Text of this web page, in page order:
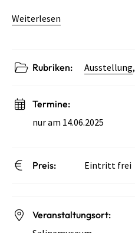
Weiterlesen
Rubriken: Ausstellung,
Termine:
nur am 14.06.2025
Preis: Eintritt frei
Veranstaltungsort: